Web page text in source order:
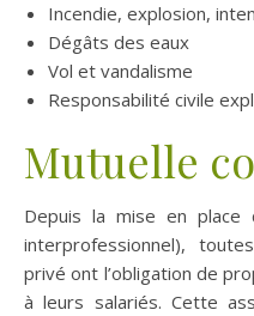
Incendie, explosion,
Dégâts des eaux
Vol et vandalisme
Responsabilité civile
Mutuelle
Depuis la mise en place
interprofessionnel),
privé ont l’obligation de
à leurs salariés. Cette